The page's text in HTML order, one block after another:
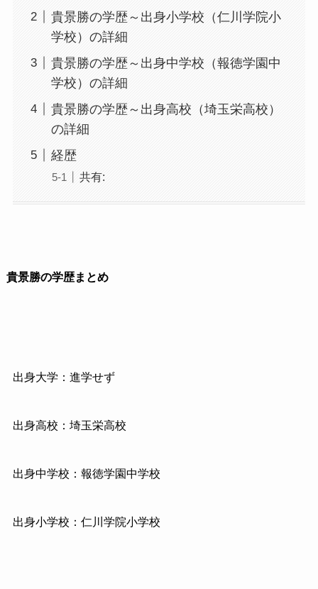
貴景勝の学歴～出身小学校（仁川学院小
学校）の詳細
貴景勝の学歴～出身中学校（報徳学園中
学校）の詳細
貴景勝の学歴～出身高校（埼玉栄高校）
の詳細
経歴
共有:
貴景勝の学歴まとめ
出身大学：進学せず
出身高校：埼玉栄高校
出身中学校：報徳学園中学校
出身小学校：仁川学院小学校